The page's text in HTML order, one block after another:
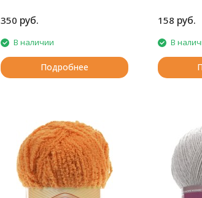
350 руб.
В наличии
Подробнее
158 руб.
В